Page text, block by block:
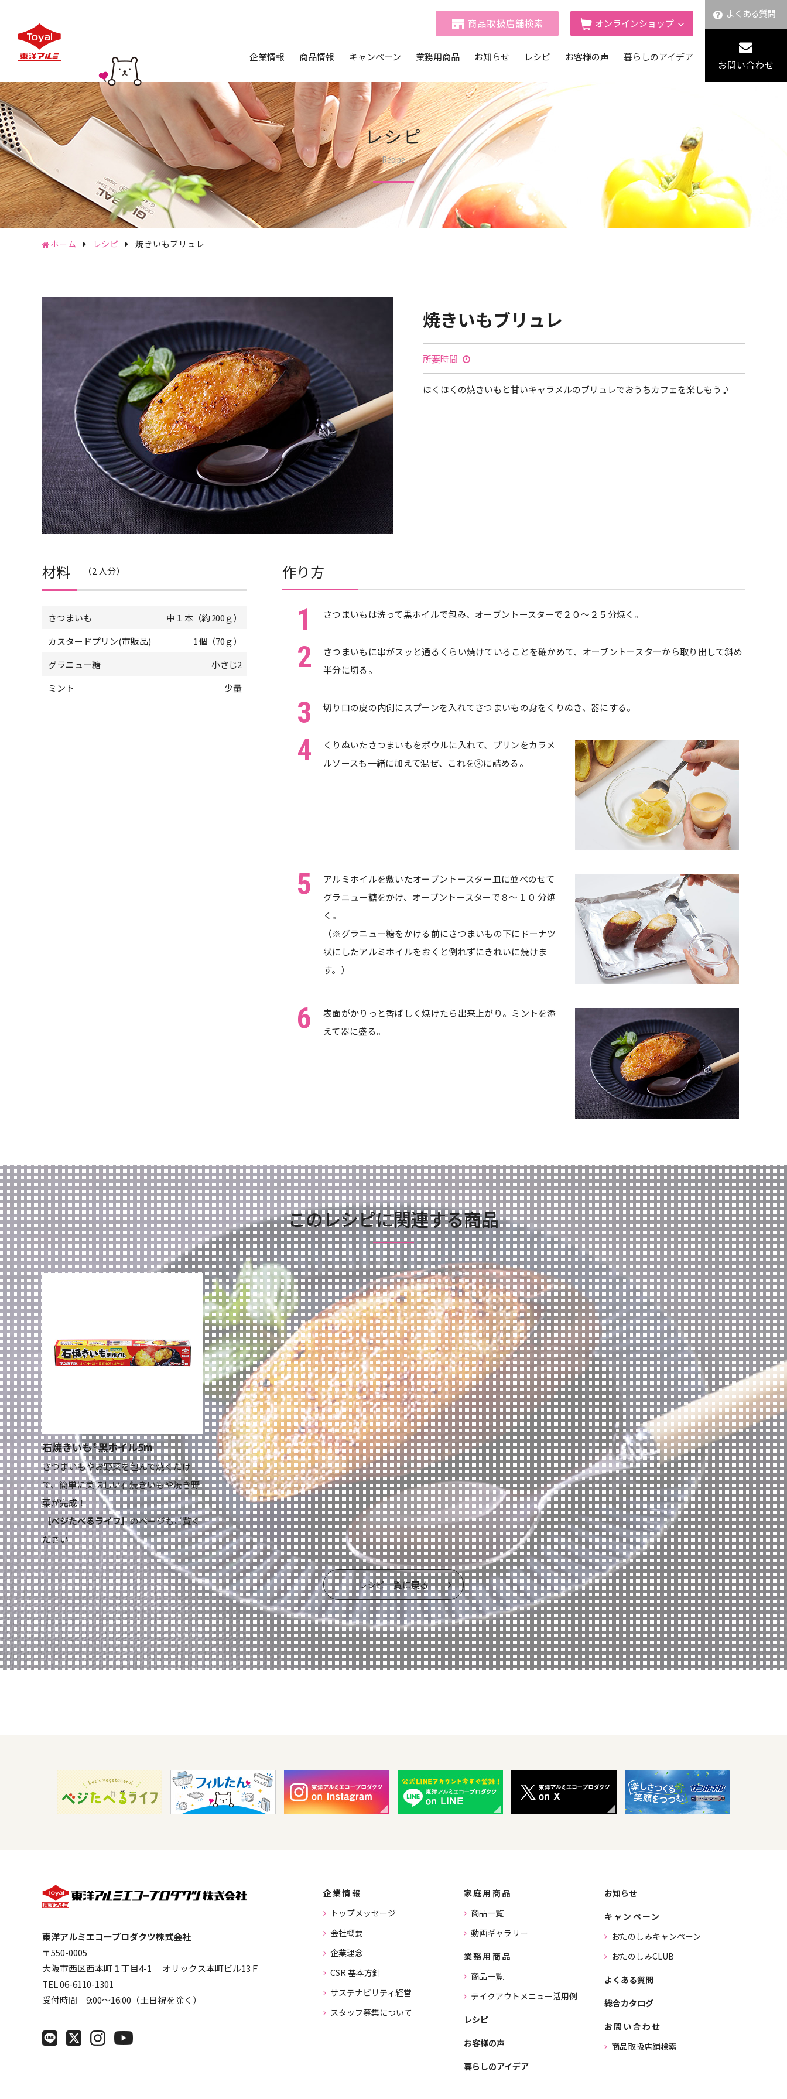
商品取扱店舗検索 オンラインショップ
企業情報
会社概要
企業理念
CSR 基本方針
サステナビリティ経営
商品情報
動画ギャラリー
キャンペーン
おたのしみマークキャンペーン
おたのしみCLUB
おたのしみCLUBコミュニティ
業務用商品
テイクアウトメニュー
活用例
お知らせ レシピ お客様の声 暮らしのアイデア
よくある質問
お問い合わせ
レシピ
Recipe
ホーム レシピ 焼きいもブリュレ
焼きいもブリュレ
所要時間
ほくほくの焼きいもと甘いキャラメルのブリュレでおうちカフェを楽しもう♪
材料 （2 人分）
さつまいも
中１ 本（約 200ｇ）
カスタードプリン(市販品)
1 個（70ｇ）
グラニュー糖
小さじ2
ミント
少量
作り方
1 さつまいもは洗って黒ホイルで包み、オーブントースターで２０～２５分焼く。
2
さつまいもに串がスッと通るくらい焼けていることを確かめて、オーブントースターから取り出して斜め
半分に切る。
3 切り口の皮の内側にスプーンを入れてさつまいもの身をくりぬき、器にする。
4
くりぬいたさつまいもをボウルに入れて、プリンをカラメ
ルソースも一緒に加えて混ぜ、これを③に詰める。
5
アルミホイルを敷いたオーブントースター皿に並べのせて
グラニュー糖をかけ、オーブントースターで８～１０ 分焼
く。
（※グラニュー糖をかける前にさつまいもの下にドーナツ
状にしたアルミホイルをおくと倒れずにきれいに焼けま
す。）
6
表面がかりっと香ばしく焼けたら出来上がり。ミントを添
えて器に盛る。
このレシピに関連する商品
石焼きいも®黒ホイル5m
さつまいもやお野菜を包んで焼くだけ
で、簡単に美味しい石焼きいもや焼き野
菜が完成！
［ベジたべるライフ］のページもご覧く
ださい
レシピ一覧に戻る
東洋アルミエコープロダクツ株式会社
〒550-0005
大阪市西区西本町１丁目4-1 オリックス本町ビル13Ｆ
TEL 06-6110-1301
受付時間 9:00～16:00（土日祝を除く）
企業情報
トップメッセージ
会社概要
企業理念
CSR 基本方針
サステナビリティ経営
スタッフ募集について
家庭用商品
商品一覧
動画ギャラリー
業務用商品
商品一覧
テイクアウトメニュー活用例
レシピ
お客様の声
暮らしのアイデア
お知らせ
キャンペーン
おたのしみキャンペーン
おたのしみCLUB
よくある質問
総合カタログ
お問い合わせ
商品取扱店舗検索